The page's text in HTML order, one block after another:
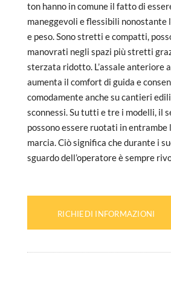
ton hanno in comune il fatto di
maneggevoli e flessibili nonostante
e peso. Sono stretti e compatti,
manovrati negli spazi più stretti
sterzata ridotto. L’assale anteriore
aumenta il comfort di guida e
comodamente anche su cantieri
sconnessi. Su tutti e tre i modelli, il
possono essere ruotati in entrambe
marcia. Ciò significa che durante i
sguardo dell’operatore è sempre
RICHIEDI INFORMAZIONI